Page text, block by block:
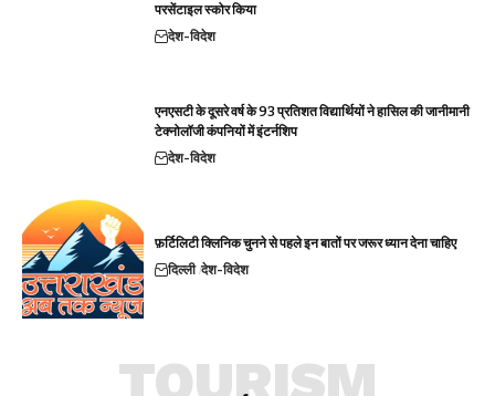
परसेंटाइल स्कोर किया
देश-विदेश
एनएसटी के दूसरे वर्ष के 93 प्रतिशत विद्यार्थियों ने हासिल की जानीमानी
टेक्नोलॉजी कंपनियों में इंटर्नशिप
देश-विदेश
फ़र्टिलिटी क्लिनिक चुनने से पहले इन बातों पर जरूर ध्यान देना चाहिए
दिल्ली देश-विदेश
TOURISM